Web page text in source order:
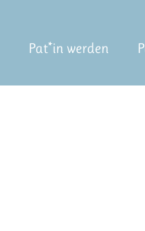
Pat*in werden